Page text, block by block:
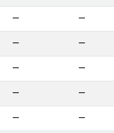
— —
— —
— —
— —
— —